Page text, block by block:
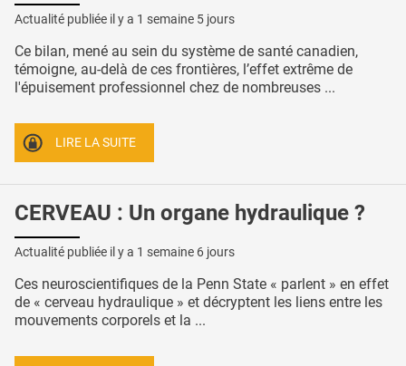
Actualité publiée il y a 1 semaine 5 jours
Ce bilan, mené au sein du système de santé canadien,
témoigne, au-delà de ces frontières, l’effet extrême de
l'épuisement professionnel chez de nombreuses ...
LIRE LA SUITE
CERVEAU : Un organe hydraulique ?
Actualité publiée il y a 1 semaine 6 jours
Ces neuroscientifiques de la Penn State « parlent » en effet
de « cerveau hydraulique » et décryptent les liens entre les
mouvements corporels et la ...